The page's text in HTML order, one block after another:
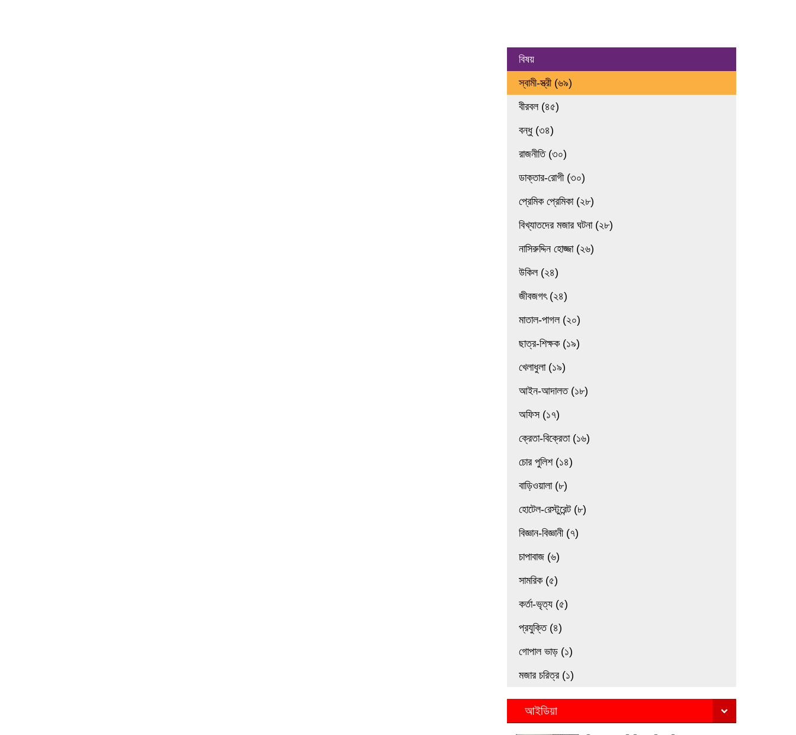
বিষয়
স্বামী-স্ত্রী (৬৯)
বীরবল (৪৫)
বন্ধু (৩৪)
রাজনীতি (৩০)
ডাক্তার-রোগী (৩০)
প্রেমিক প্রেমিকা (২৮)
বিখ্যাতদের মজার ঘটনা (২৮)
নাসিরুদ্দিন হোজ্জা (২৬)
উকিল (২৪)
জীবজগৎ (২৪)
মাতাল-পাগল (২০)
ছাত্র-শিক্ষক (১৯)
খেলাধুলা (১৯)
আইন-আদালত (১৮)
অফিস (১৭)
ক্রেতা-বিক্রেতা (১৬)
চোর পুলিশ (১৪)
বাড়িওয়ালা (৮)
হোটেল-রেস্টুরেন্ট (৮)
বিজ্ঞান-বিজ্ঞানী (৭)
চাপাবাজ (৬)
সামরিক (৫)
কর্তা-ভৃত্য (৫)
প্রযুক্তি (৪)
গোপাল ভাড় (১)
মজার চরিত্র (১)
আইডিয়া